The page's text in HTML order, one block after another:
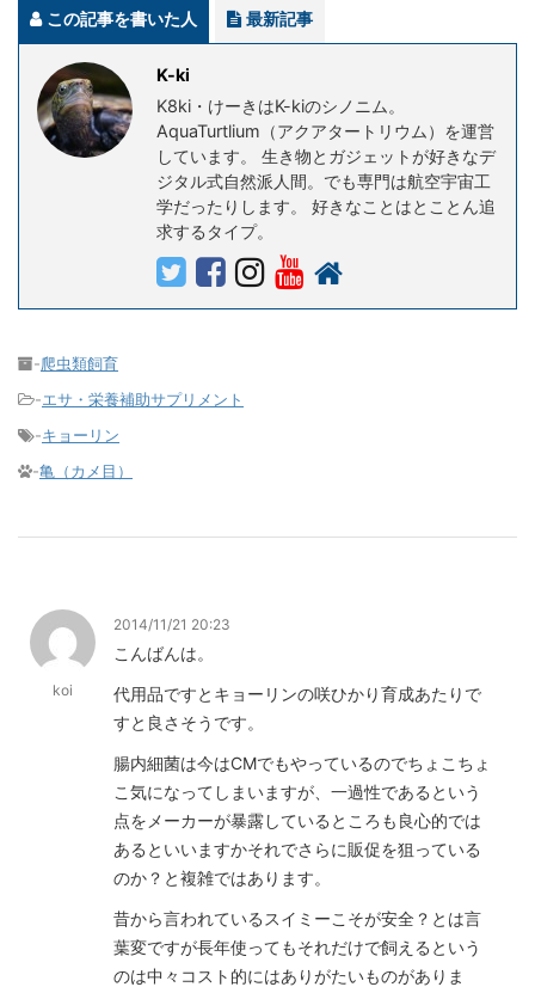
この記事を書いた人 最新記事
K-ki
K8ki・けーきはK-kiのシノニム。
AquaTurtlium（アクアタートリウム）を運営
しています。 生き物とガジェットが好きなデ
ジタル式自然派人間。でも専門は航空宇宙工
学だったりします。 好きなことはとことん追
求するタイプ。
-爬虫類飼育
-エサ・栄養補助サプリメント
-キョーリン
-亀（カメ目）
koi
2014/11/21 20:23
こんばんは。
代用品ですとキョーリンの咲ひかり育成あたりで
すと良さそうです。
腸内細菌は今はCMでもやっているのでちょこちょ
こ気になってしまいますが、一過性であるという
点をメーカーが暴露しているところも良心的では
あるといいますかそれでさらに販促を狙っている
のか？と複雑ではあります。
昔から言われているスイミーこそが安全？とは言
葉変ですが長年使ってもそれだけで飼えるという
のは中々コスト的にはありがたいものがありま